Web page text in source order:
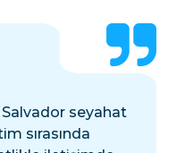
seyahat
sırasında